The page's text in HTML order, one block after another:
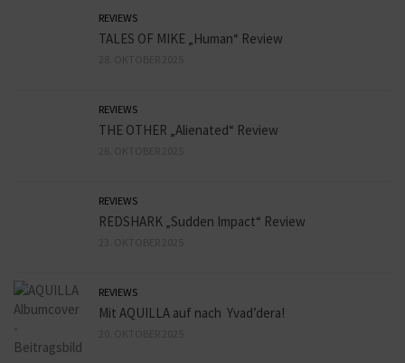
REVIEWS
TALES OF MIKE „Human“ Review
REVIEWS
THE OTHER „Alienated“ Review
REVIEWS
REDSHARK „Sudden Impact“ Review
REVIEWS
Mit AQUILLA auf nach Yvad’dera!